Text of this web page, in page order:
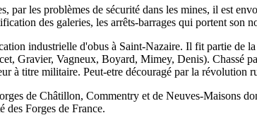
par les problèmes de sécurité dans les mines, il est
des galeries, les arrêts-barrages qui portent son
industrielle d'obus à Saint-Nazaire. Il fit partie de
Gravier, Vagneux, Boyard, Mimey, Denis). Chassé
à titre militaire. Peut-etre découragé par la révolution
de Châtillon, Commentry et de Neuves-Maisons
des Forges de France.